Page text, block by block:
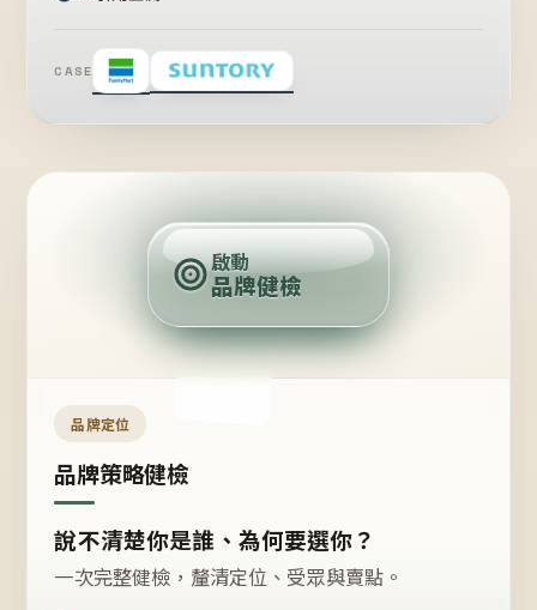
CASE
定
位
點
啟動
品牌健檢
品牌定位
品牌策略健檢
說不清楚你是誰、為何要選你？
一次完整健檢，釐清定位、受眾與賣點。